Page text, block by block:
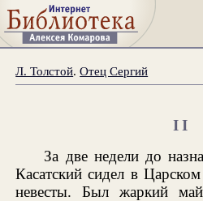
Л. Толстой.Отец Сергий
II
За две недели до
Касатский сидел в
невесты. Был жаркий